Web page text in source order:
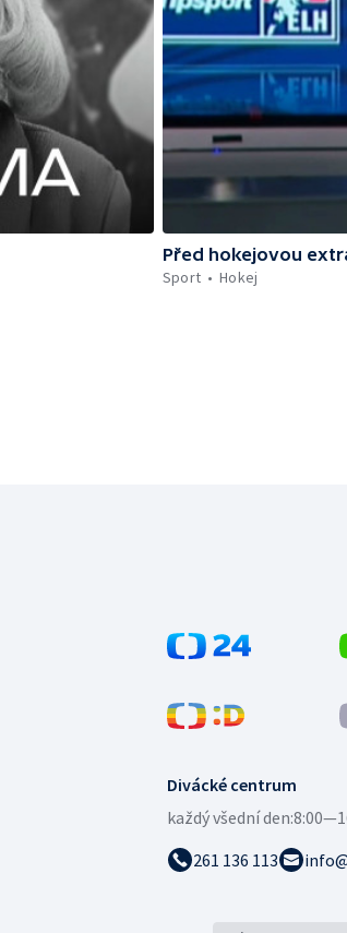
Před hokejovou
Sport
Hokej
Divácké centrum
každý všední den:
261 136 113